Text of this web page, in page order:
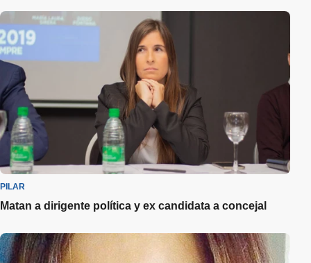
PILAR
Matan a dirigente política y ex candidata a concejal